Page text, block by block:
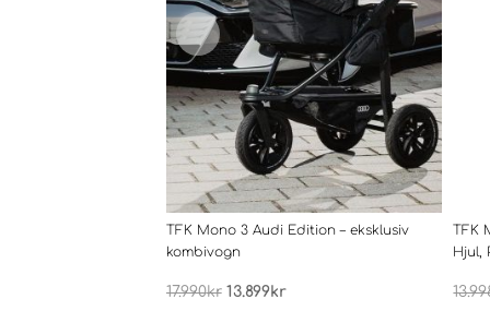
TFK Mono 3 Audi Edition – eksklusiv
kombivogn
17.990kr Opprinnelig
13.899krNåværende
TFK
Hjul,